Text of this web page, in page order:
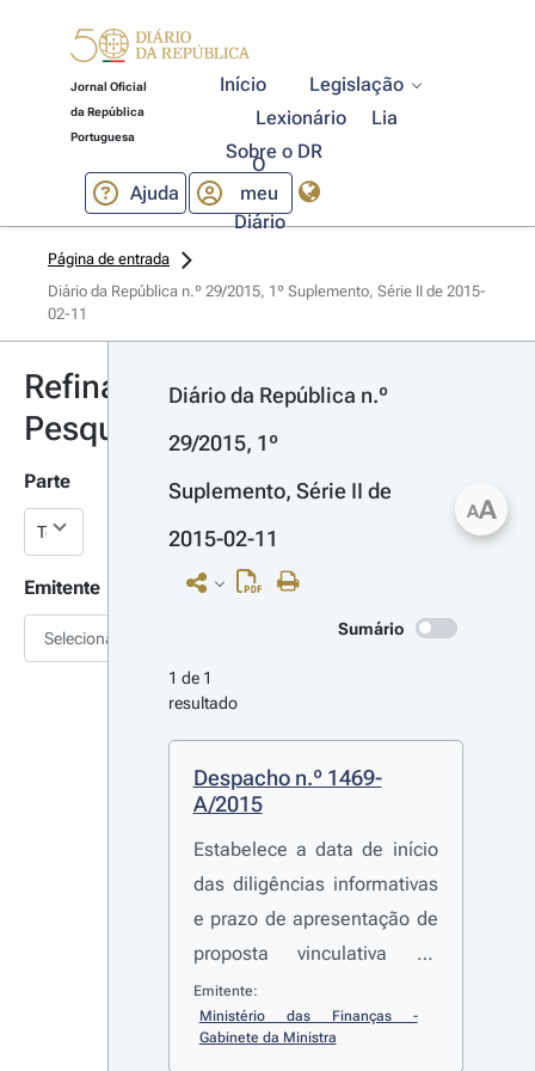
Jornal Oficial
da República
Portuguesa
Início
Legislação
Lexionário
Lia
Sobre o DR
Ajuda
O
meu
Diário
Página de entrada
Diário da República n.º 29/2015, 1º Suplemento, Série II de 2015-
02-11
Refinar
Pesquisa
Parte
Emitente
Selecionar
Diário da República n.º
29/2015, 1º
Suplemento, Série II de
2015-02-11
Sumário
1 de 1
resultado
Despacho n.º 1469-
A/2015
Estabelece a data de início
das diligências informativas
e prazo de apresentação de
proposta vinculativa no
processo de reprivatização
indireta do capital social da
Emitente:
Ministério das Finanças -
Gabinete da Ministra
AA